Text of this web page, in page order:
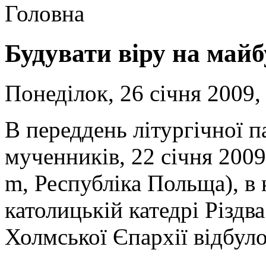
Головна
Будувати віру на
Понеділок, 26 січня
В переддень літургічної
мученників, 22 січня
m, Республіка Польща), в
католицькій катедрі
Холмської Єпархії